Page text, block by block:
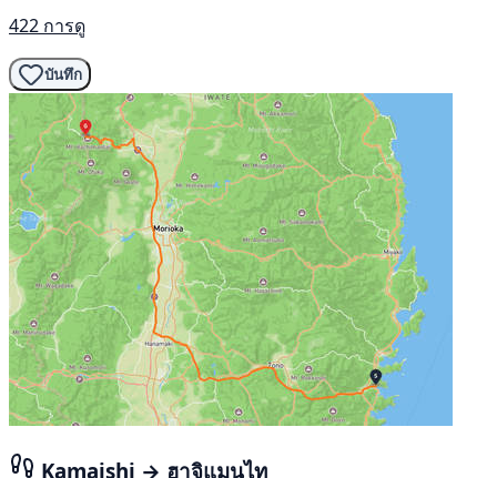
422 การดู
บันทึก
Kamaishi → ฮาจิแมนไท